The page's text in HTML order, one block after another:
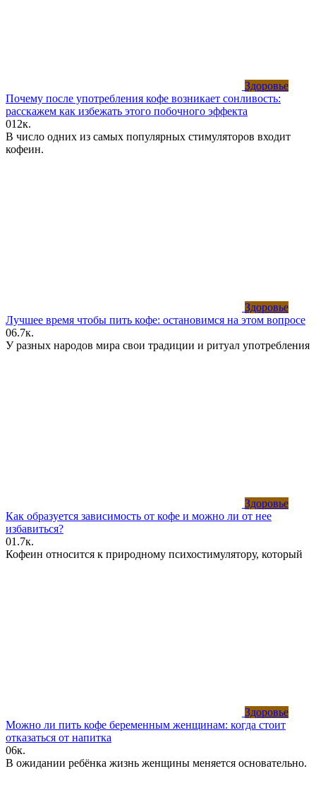
Здоровье
Почему после употребления кофе возникает сонливость:
расскажем как избежать этого побочного эффекта
012к.
В число одних из самых популярных стимуляторов входит
кофеин.
Здоровье
Лучшее время чтобы пить кофе: остановимся на этом вопросе
06.7к.
У разных народов мира свои традиции и ритуал употребления
Здоровье
Как образуется зависимость от кофе и можно ли от нее
избавиться?
01.7к.
Кофеин относится к природному психостимулятору, который
Здоровье
Можно ли пить кофе беременным женщинам: когда стоит
отказаться от напитка
06к.
В ожидании ребёнка жизнь женщины меняется основательно.